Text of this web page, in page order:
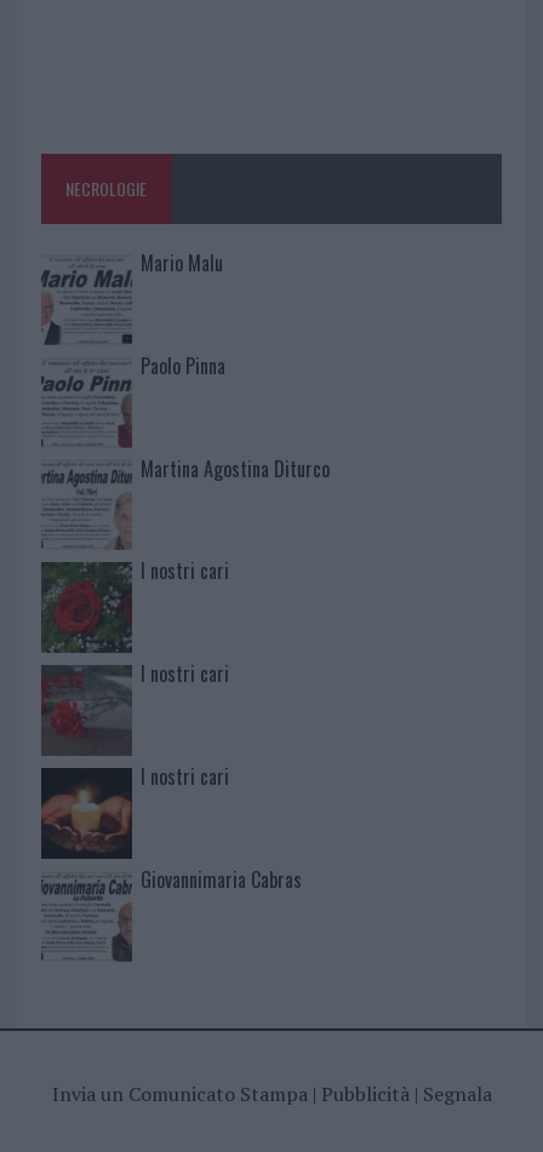
NECROLOGIE
Mario Malu
Paolo Pinna
Martina Agostina Diturco
I nostri cari
I nostri cari
I nostri cari
Giovannimaria Cabras
Invia un Comunicato Stampa| Pubblicità| Segnala